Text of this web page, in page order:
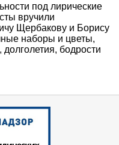
под лирические
вручили
Щербакову и Борису
наборы и цветы,
бодрости